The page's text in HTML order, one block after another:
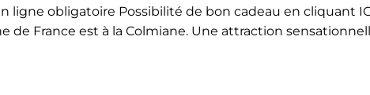
ligne obligatoire Possibilité de bon cadeau en cliquant
de France est à la Colmiane. Une attraction